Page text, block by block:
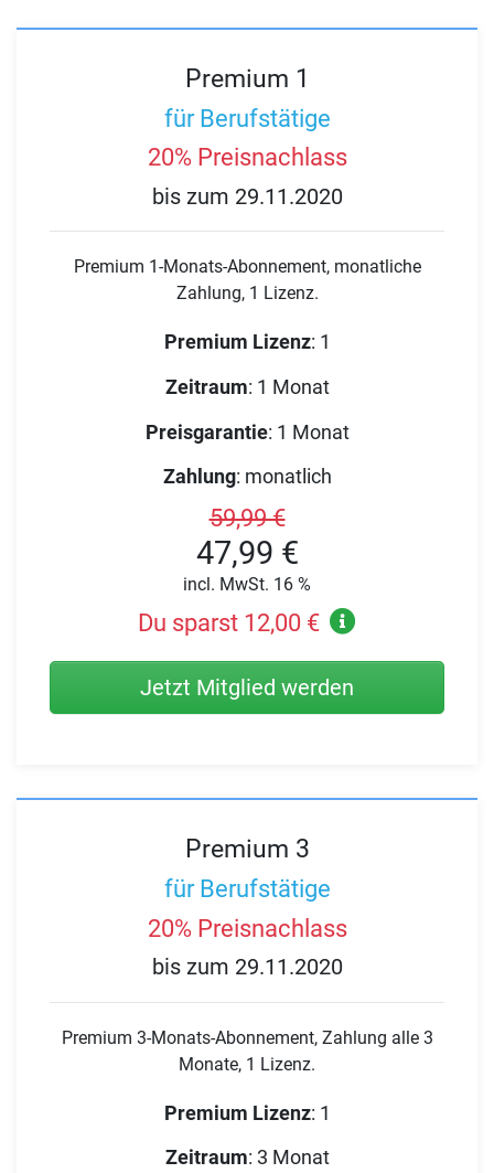
Premium 1
für Berufstätige
20% Preisnachlass
bis zum 29.11.2020
Premium 1-Monats-Abonnement, monatliche
Zahlung, 1 Lizenz.
Premium Lizenz: 1
Zeitraum: 1 Monat
Preisgarantie: 1 Monat
Zahlung: monatlich
59,99 €
47,99 €
incl. MwSt. 16 %
Du sparst 12,00 €
Jetzt Mitglied werden
Premium 3
für Berufstätige
20% Preisnachlass
bis zum 29.11.2020
Premium 3-Monats-Abonnement, Zahlung alle 3
Monate, 1 Lizenz.
Premium Lizenz: 1
Zeitraum: 3 Monat